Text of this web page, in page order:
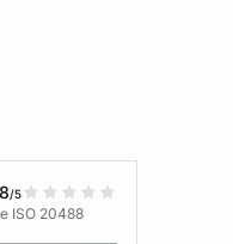
/5
ISO 20488